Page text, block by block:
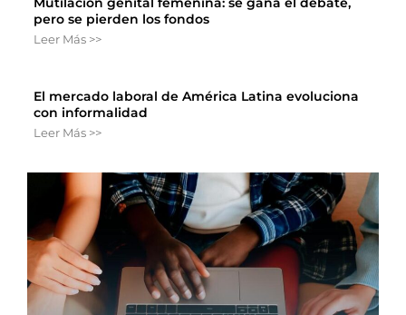
pero se pierden los fondos
Leer Más >>
El mercado laboral de América Latina evoluciona
con informalidad
Leer Más >>